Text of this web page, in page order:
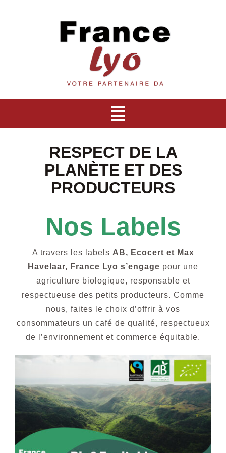
Toggle
Cafés Solubles
Nous Contacter
RESPECT DE LA
PLANÈTE ET DES
PRODUCTEURS
Nos LabelS
A travers les labels AB, Ecocert et Max
Havelaar, France Lyo s’engage pour une
agriculture biologique, responsable et
respectueuse des petits producteurs. Comme
nous, faites le choix d’offrir à vos
consommateurs un café de qualité, respectueux
de l’environnement et commerce équitable.